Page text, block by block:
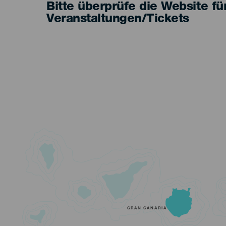
Bitte überprüfe die Website
Veranstaltungen/Tickets
GRAN CANARIA